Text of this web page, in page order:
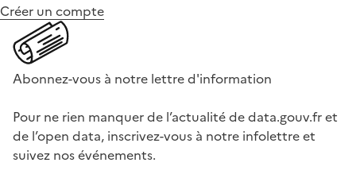
Créer un compte
Abonnez-vous à notre lettre d'information
Pour ne rien manquer de l’actualité de data.gouv.fr et
de l’open data, inscrivez-vous à notre infolettre et
suivez nos événements.